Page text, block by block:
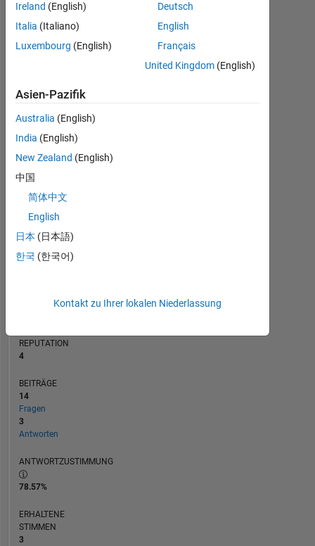
Statistik
MATLAB Answers
BEITRÄGE L
0
5
6
REPUTATION
4
BEITRÄGE
14
Fragen
3
Antworten
ANTWORTZUSTIMMUNG
78.57%
ERHALTENE
STIMMEN
3
Ireland (English)
Italia (Italiano)
Luxembourg (English)
Deutsch
English
Français
United Kingdom (English)
Asien-Pazifik
Australia (English)
India (English)
New Zealand (English)
中国
简体中文
English
日本 (日本語)
한국 (한국어)
Kontakt zu Ihrer lokalen Niederlassung